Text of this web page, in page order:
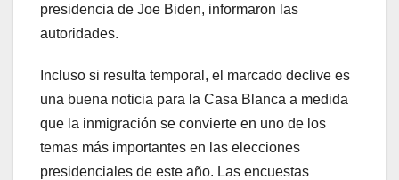
presidencia de Joe Biden, informaron las
autoridades.
Incluso si resulta temporal, el marcado declive es
una buena noticia para la Casa Blanca a medida
que la inmigración se convierte en uno de los
temas más importantes en las elecciones
presidenciales de este año. Las encuestas